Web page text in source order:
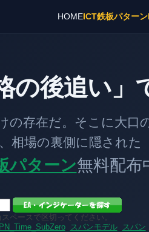
HOMEICT鉄板パターン
後追い」
。そこに大口の「
裏側に隠された「
パターン無料配布
ペースで区切ってください。
スパンモデル スパン